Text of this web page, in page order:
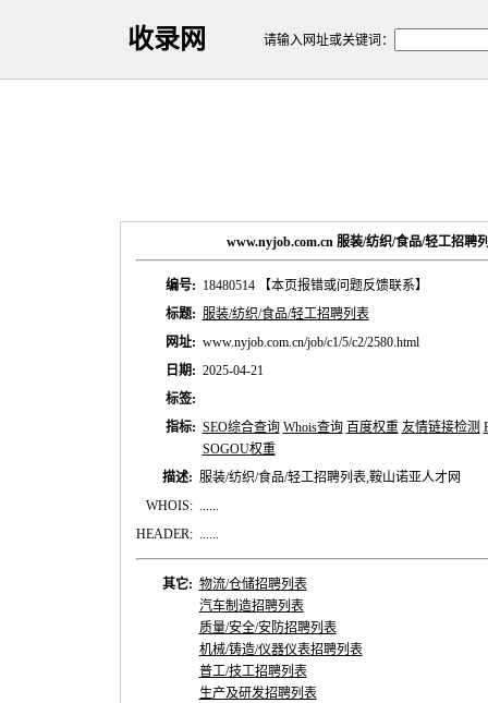
收录网 请输入网址或关键词：
www.nyjob.com.cn 服装/纺织/食品/轻工招聘
编号: 18480514
【本页报错或问题反馈联系】
标题: 服装/纺织/食品/轻工招聘列表
网址: www.nyjob.com.cn/job/c1/5/c2/2580.html
日期: 2025-04-21
标签:
指标: SEO综合查询 Whois查询 百度权重 友情链接检测
SOGOU权重
描述: 服装/纺织/食品/轻工招聘列表,鞍山诺亚人才网
WHOIS: ......
HEADER: ......
其它: 物流/仓储招聘列表
汽车制造招聘列表
质量/安全/安防招聘列表
机械/铸造/仪器仪表招聘列表
普工/技工招聘列表
生产及研发招聘列表